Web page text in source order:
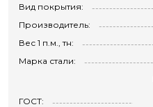
Вид покрытия:
Производитель:
Вес 1 п.м., тн:
Марка стали:
ГОСТ: